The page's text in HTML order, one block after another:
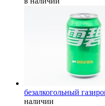
безалкогольный
наличии